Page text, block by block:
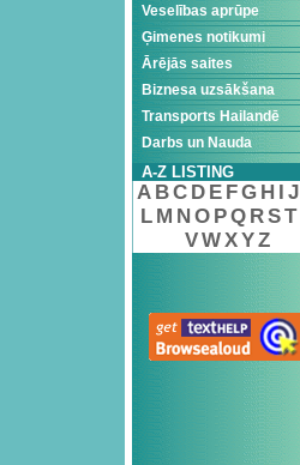
Veselības aprūpe
Ģimenes notikumi
Ārējās saites
Biznesa uzsākšana
Transports Hailandē
Darbs un Nauda
A-Z LISTING
A BC D E FG H I J
L M N O PQ RST
VWXYZ